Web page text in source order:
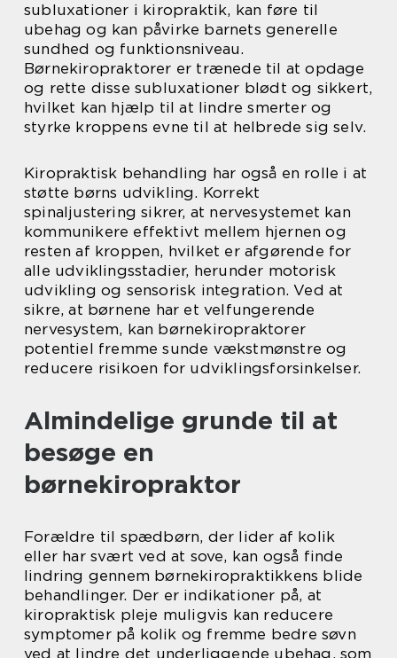
subluxationer i kiropraktik, kan føre til
ubehag og kan påvirke barnets generelle
sundhed og funktionsniveau.
Børnekiropraktorer er trænede til at opdage
og rette disse subluxationer blødt og sikkert,
hvilket kan hjælp til at lindre smerter og
styrke kroppens evne til at helbrede sig selv.
Kiropraktisk behandling har også en rolle i at
støtte børns udvikling. Korrekt
spinaljustering sikrer, at nervesystemet kan
kommunikere effektivt mellem hjernen og
resten af kroppen, hvilket er afgørende for
alle udviklingsstadier, herunder motorisk
udvikling og sensorisk integration. Ved at
sikre, at børnene har et velfungerende
nervesystem, kan børnekiropraktorer
potentiel fremme sunde vækstmønstre og
reducere risikoen for udviklingsforsinkelser.
Almindelige grunde til at
besøge en
børnekiropraktor
Forældre til spædbørn, der lider af kolik
eller har svært ved at sove, kan også finde
lindring gennem børnekiropraktikkens blide
behandlinger. Der er indikationer på, at
kiropraktisk pleje muligvis kan reducere
symptomer på kolik og fremme bedre søvn
ved at lindre det underliggende ubehag, som